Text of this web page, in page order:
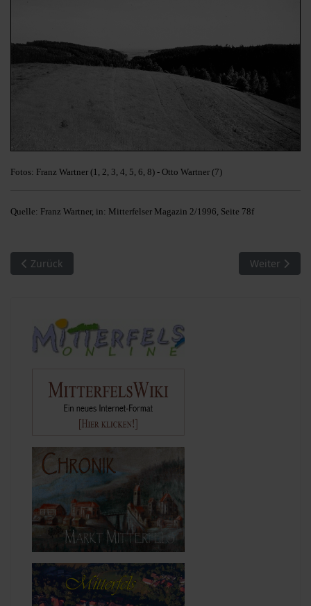
Fotos: Franz Wartner (1, 2, 3, 4, 5, 6, 8) - Otto Wartner (7)
Quelle: Franz Wartner, in: Mitterfelser Magazin 2/1996, Seite 78f
Vorheriger Beitrag: Mühlen an der Menach (24): Die
Zurück Nächster
Weiter